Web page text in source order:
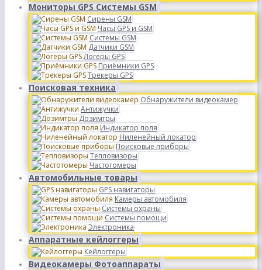
Мониторы GPS Системы GSM
Сирены GSM
Часы GPS и GSM
Системы GSM
Датчики GSM
Логеры GPS
Приёмники GPS
Трекеры GPS
Поисковая техника
Обнаружители видеокамер
Антижучки
Дозимтры
Индикатор поля
Ниленейный локатор
Поисковые приборы
Тепловизоры
Частотомеры
Автомобильные товары
GPS навигаторы
Камеры автомобиля
Системы охраны
Системы помощи
Электроника
Аппаратные кейлоггеры
Кейлоггеры
Видеокамеры Фотоаппараты